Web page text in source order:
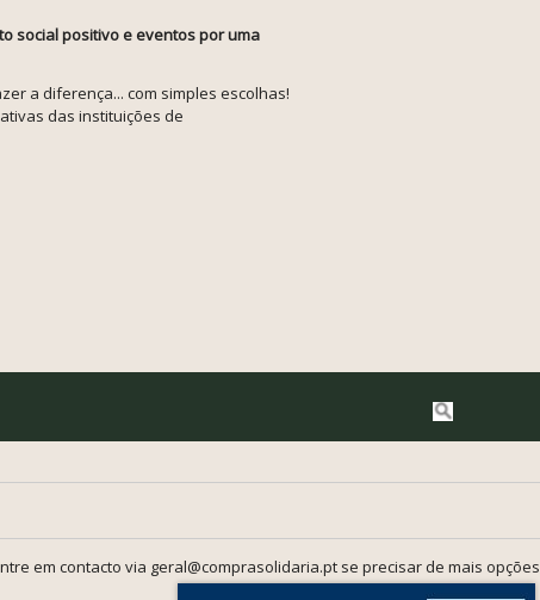
social positivo e eventos por uma
a diferença... com simples escolhas!
das instituições de
em contacto via geral@comprasolidaria.pt se precisar de mais opções